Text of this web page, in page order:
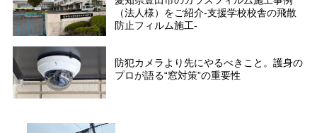
（法人様）をご紹介-支援学校校舎の飛散
防止フィルム施工-
防犯カメラより先にやるべきこと。護身の
プロが語る“窓対策”の重要性